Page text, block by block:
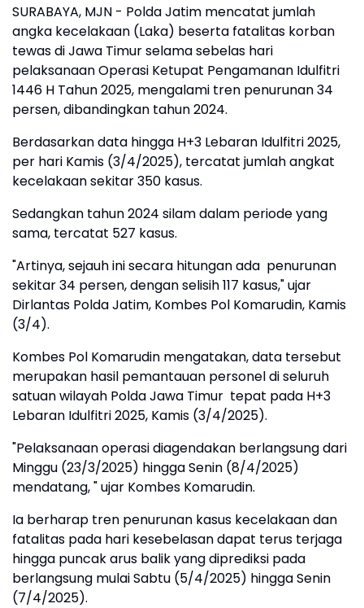
SURABAYA, MJN - Polda Jatim mencatat jumlah
angka kecelakaan (Laka) beserta fatalitas korban
tewas di Jawa Timur selama sebelas hari
pelaksanaan Operasi Ketupat Pengamanan Idulfitri
1446 H Tahun 2025, mengalami tren penurunan 34
persen, dibandingkan tahun 2024.
Berdasarkan data hingga H+3 Lebaran Idulfitri 2025,
per hari Kamis (3/4/2025), tercatat jumlah angkat
kecelakaan sekitar 350 kasus.
Sedangkan tahun 2024 silam dalam periode yang
sama, tercatat 527 kasus.
"Artinya, sejauh ini secara hitungan ada penurunan
sekitar 34 persen, dengan selisih 117 kasus," ujar
Dirlantas Polda Jatim, Kombes Pol Komarudin, Kamis
(3/4).
Kombes Pol Komarudin mengatakan, data tersebut
merupakan hasil pemantauan personel di seluruh
satuan wilayah Polda Jawa Timur tepat pada H+3
Lebaran Idulfitri 2025, Kamis (3/4/2025).
"Pelaksanaan operasi diagendakan berlangsung dari
Minggu (23/3/2025) hingga Senin (8/4/2025)
mendatang, " ujar Kombes Komarudin.
Ia berharap tren penurunan kasus kecelakaan dan
fatalitas pada hari kesebelasan dapat terus terjaga
hingga puncak arus balik yang diprediksi pada
berlangsung mulai Sabtu (5/4/2025) hingga Senin
(7/4/2025).